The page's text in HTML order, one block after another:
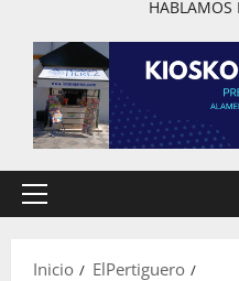
HABLAMOS
Menú
Inicio
ElPertiguero